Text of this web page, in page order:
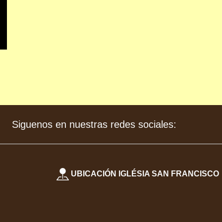
Siguenos en nuestras redes sociales:
UBICACIÓN IGLÉSIA SAN FRANCISCO